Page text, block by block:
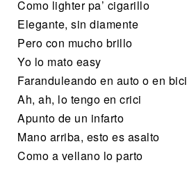
Como lighter pa’ cigarillo
Elegante, sin diamente
Pero con mucho brillo
Yo lo mato easy
Faranduleando en auto o en bici
Ah, ah, lo tengo en crici
Apunto de un infarto
Mano arriba, esto es asalto
Como a vellano lo parto